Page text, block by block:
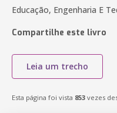
Educação, Engenharia E
Compartilhe este livro
Leia um trecho
Esta página foi vista 853 vezes